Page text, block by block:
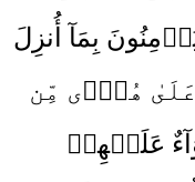
بِمَآ أُنزِلَ
عَلَىٰ هُدً۬ى مِّن
عَلَيۡهِمۡ